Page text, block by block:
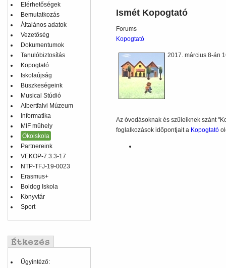
Balmenü
Elérhetőségek
Bemutatkozás
Általános adatok
Vezetőség
Dokumentumok
Tanulóbiztosítás
Kopogtató
Iskolaújság
Büszkeségeink
Musical Stúdió
Albertfalvi Múzeum
Informatika
MIF műhely
Ökoiskola
Partnereink
VEKOP-7.3.3-17
NTP-TFJ-19-0023
Erasmus+
Boldog Iskola
Könyvtár
Sport
Ügyintéző:
Ismét Kopogtató
Forums
Kopogtató
2017. március 8-án
Az óvodásoknak és szüleiknek szánt
foglalkozások időpontjait a Kopogtató